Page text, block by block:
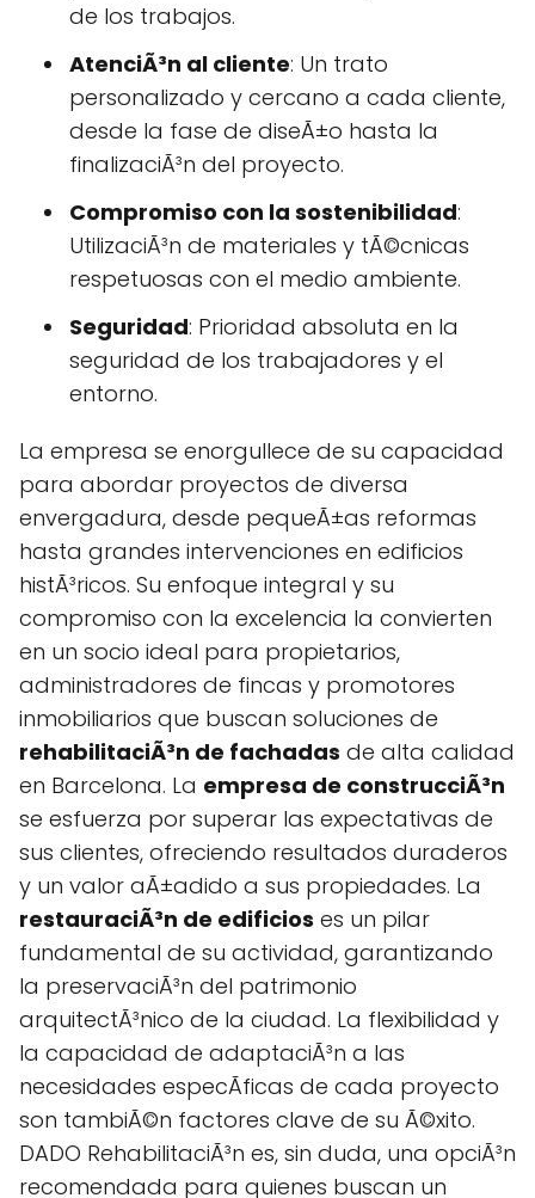
de los trabajos.
AtenciÃ³n al cliente: Un trato
personalizado y cercano a cada cliente,
desde la fase de diseÃ±o hasta la
finalizaciÃ³n del proyecto.
Compromiso con la sostenibilidad:
UtilizaciÃ³n de materiales y tÃ©cnicas
respetuosas con el medio ambiente.
Seguridad: Prioridad absoluta en la
seguridad de los trabajadores y el
entorno.
La empresa se enorgullece de su capacidad
para abordar proyectos de diversa
envergadura, desde pequeÃ±as reformas
hasta grandes intervenciones en edificios
histÃ³ricos. Su enfoque integral y su
compromiso con la excelencia la convierten
en un socio ideal para propietarios,
administradores de fincas y promotores
inmobiliarios que buscan soluciones de
rehabilitaciÃ³n de fachadas de alta calidad
en Barcelona. La empresa de construcciÃ³n
se esfuerza por superar las expectativas de
sus clientes, ofreciendo resultados duraderos
y un valor aÃ±adido a sus propiedades. La
restauraciÃ³n de edificios es un pilar
fundamental de su actividad, garantizando
la preservaciÃ³n del patrimonio
arquitectÃ³nico de la ciudad. La flexibilidad y
la capacidad de adaptaciÃ³n a las
necesidades especÃ­ficas de cada proyecto
son tambiÃ©n factores clave de su Ã©xito.
DADO RehabilitaciÃ³n es, sin duda, una opciÃ³n
recomendada para quienes buscan un